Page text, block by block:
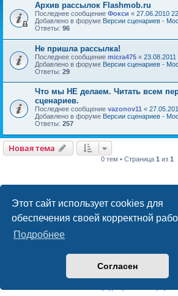
Этот сайт использует cookies для
обеспечения своей корректной
Подробнее
Согласен
Архив рассылок Flashmob.ru
Последнее сообщение Фокси « 27.06.2010
Добавлено в форуме Версии сценариев -
Ответы: 96
Не пришла рассылка!
Последнее сообщение micra475 « 23.08.2011
Добавлено в форуме Версии сценариев -
Ответы: 29
Что мы НЕ делаем. Читать всем
сценариев.
Последнее сообщение vazonov11 «
Добавлено в форуме Версии сценариев -
Ответы: 257
Новая тема
0 тем • Страница 1 из 1
ПРАВА ДОСТУПА
начинать темы
Выне можетеотвечать на сообщения
не можетеудалять свои сообщения
Список форумов Удалить
Создано на основеphpBB® Forum Software